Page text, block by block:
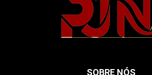
SOBRE NÓS